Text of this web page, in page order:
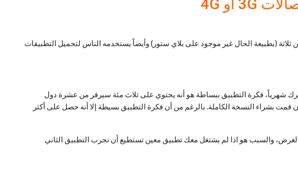
(بطبيعة الحال غير موجود على بلاي ستور) وأيضاً يستخدمه الناس لتحميل التطبيقات
شهرياً، فكرة التطبيق ببساطة هو أنه يحتوي على ثلاث مئة سيرفر من عشرة دول
بشراء النسخة الكاملة. بالرغم من أن فكرة التطبيق بسيطة إلا أنه حصل على أكثر
والسبب هو اذا لم يشتغل معك تطبيق معين تستطيع أن تجرب التطبيق الثاني